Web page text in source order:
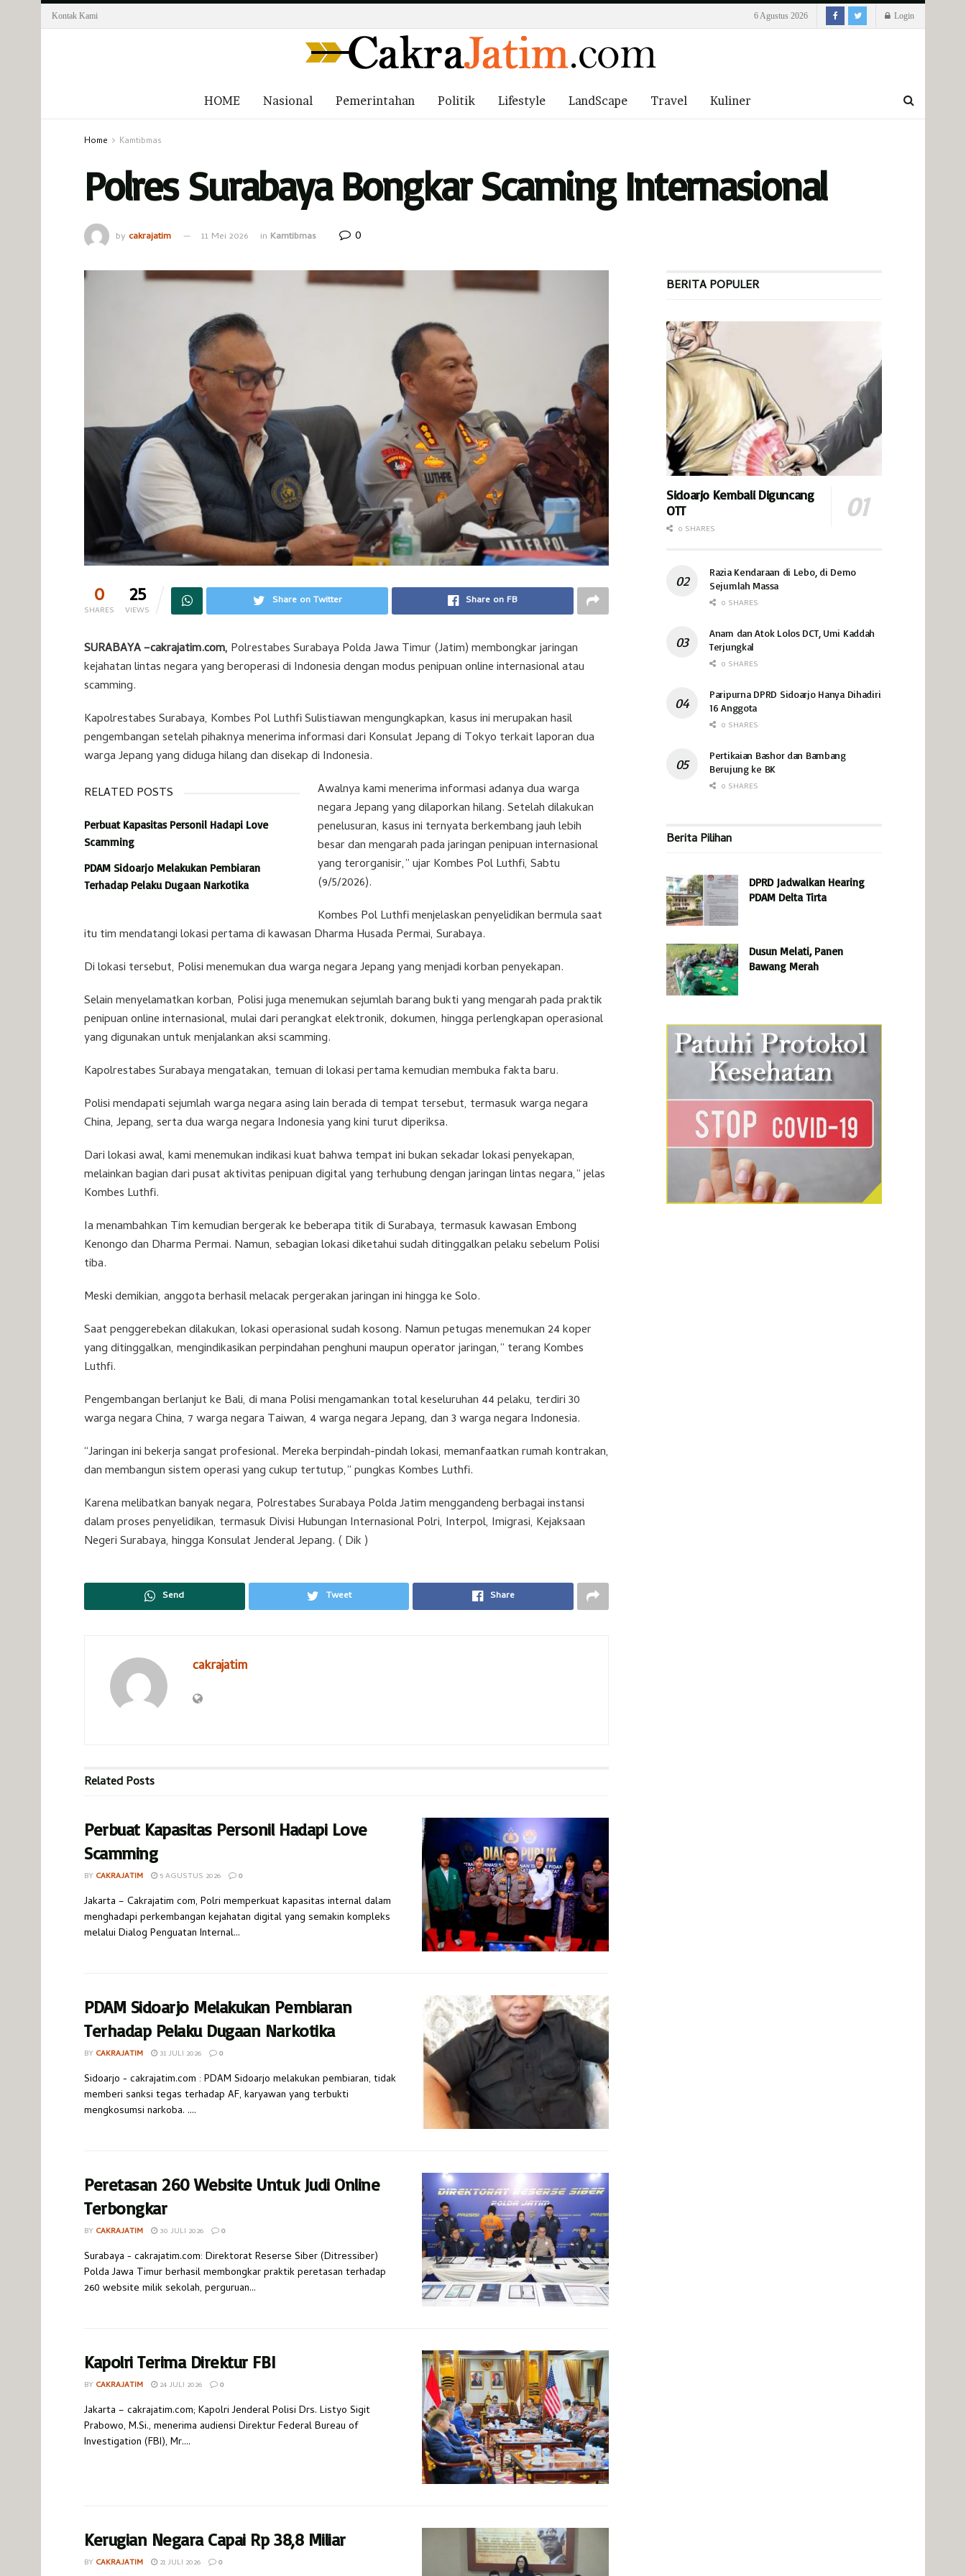
Kontak Kami 6 Agustus 2026 Login
HOME Nasional Pemerintahan Politik Lifestyle LandScape Travel Kuliner
Home Kamtibmas
Polres Surabaya Bongkar Scaming Internasional
by cakrajatim 11 Mei 2026 in Kamtibmas 0
0
SHARES 25
VIEWS
Share on Twitter Share on FB
SURABAYA –cakrajatim.com, Polrestabes Surabaya Polda Jawa Timur (Jatim) membongkar jaringan
kejahatan lintas negara yang beroperasi di Indonesia dengan modus penipuan online internasional atau
scamming.
Kapolrestabes Surabaya, Kombes Pol Luthfi Sulistiawan mengungkapkan, kasus ini merupakan hasil
pengembangan setelah pihaknya menerima informasi dari Konsulat Jepang di Tokyo terkait laporan dua
warga Jepang yang diduga hilang dan disekap di Indonesia.
RELATED POSTS
Perbuat Kapasitas Personil Hadapi Love
Scamming
PDAM Sidoarjo Melakukan Pembiaran
Terhadap Pelaku Dugaan Narkotika
Awalnya kami menerima informasi adanya dua warga
negara Jepang yang dilaporkan hilang. Setelah dilakukan
penelusuran, kasus ini ternyata berkembang jauh lebih
besar dan mengarah pada jaringan penipuan internasional
yang terorganisir,” ujar Kombes Pol Luthfi, Sabtu
(9/5/2026).
Kombes Pol Luthfi menjelaskan penyelidikan bermula saat
itu tim mendatangi lokasi pertama di kawasan Dharma Husada Permai, Surabaya.
Di lokasi tersebut, Polisi menemukan dua warga negara Jepang yang menjadi korban penyekapan.
Selain menyelamatkan korban, Polisi juga menemukan sejumlah barang bukti yang mengarah pada praktik
penipuan online internasional, mulai dari perangkat elektronik, dokumen, hingga perlengkapan operasional
yang digunakan untuk menjalankan aksi scamming.
Kapolrestabes Surabaya mengatakan, temuan di lokasi pertama kemudian membuka fakta baru.
Polisi mendapati sejumlah warga negara asing lain berada di tempat tersebut, termasuk warga negara
China, Jepang, serta dua warga negara Indonesia yang kini turut diperiksa.
Dari lokasi awal, kami menemukan indikasi kuat bahwa tempat ini bukan sekadar lokasi penyekapan,
melainkan bagian dari pusat aktivitas penipuan digital yang terhubung dengan jaringan lintas negara,” jelas
Kombes Luthfi.
Ia menambahkan Tim kemudian bergerak ke beberapa titik di Surabaya, termasuk kawasan Embong
Kenongo dan Dharma Permai. Namun, sebagian lokasi diketahui sudah ditinggalkan pelaku sebelum Polisi
tiba.
Meski demikian, anggota berhasil melacak pergerakan jaringan ini hingga ke Solo.
Saat penggerebekan dilakukan, lokasi operasional sudah kosong. Namun petugas menemukan 24 koper
yang ditinggalkan, mengindikasikan perpindahan penghuni maupun operator jaringan,” terang Kombes
Luthfi.
Pengembangan berlanjut ke Bali, di mana Polisi mengamankan total keseluruhan 44 pelaku, terdiri 30
warga negara China, 7 warga negara Taiwan, 4 warga negara Jepang, dan 3 warga negara Indonesia.
“Jaringan ini bekerja sangat profesional. Mereka berpindah-pindah lokasi, memanfaatkan rumah kontrakan,
dan membangun sistem operasi yang cukup tertutup,” pungkas Kombes Luthfi.
Karena melibatkan banyak negara, Polrestabes Surabaya Polda Jatim menggandeng berbagai instansi
dalam proses penyelidikan, termasuk Divisi Hubungan Internasional Polri, Interpol, Imigrasi, Kejaksaan
Negeri Surabaya, hingga Konsulat Jenderal Jepang. ( Dik )
Send Tweet Share
cakrajatim
RelatedPosts
Perbuat Kapasitas Personil Hadapi Love
Scamming
BY CAKRAJATIM 5 AGUSTUS 2026 0
Jakarta – Cakrajatim com, Polri memperkuat kapasitas internal dalam
menghadapi perkembangan kejahatan digital yang semakin kompleks
melalui Dialog Penguatan Internal...
PDAM Sidoarjo Melakukan Pembiaran
Terhadap Pelaku Dugaan Narkotika
BY CAKRAJATIM 31 JULI 2026 0
Sidoarjo - cakrajatim.com : PDAM Sidoarjo melakukan pembiaran, tidak
memberi sanksi tegas terhadap AF, karyawan yang terbukti
mengkosumsi narkoba. ....
Peretasan 260 Website Untuk Judi Online
Terbongkar
BY CAKRAJATIM 30 JULI 2026 0
Surabaya - cakrajatim.com: Direktorat Reserse Siber (Ditressiber)
Polda Jawa Timur berhasil membongkar praktik peretasan terhadap
260 website milik sekolah, perguruan...
Kapolri Terima Direktur FBI
BY CAKRAJATIM 24 JULI 2026 0
Jakarta – cakrajatim.com; Kapolri Jenderal Polisi Drs. Listyo Sigit
Prabowo, M.Si., menerima audiensi Direktur Federal Bureau of
Investigation (FBI), Mr....
Kerugian Negara Capai Rp 38,8 Miliar
BY CAKRAJATIM 21 JULI 2026 0
BERITA POPULER
Sidoarjo Kembali Diguncang
OTT
0 SHARES
Razia Kendaraan di Lebo, di Demo
Sejumlah Massa
0 SHARES
Anam dan Atok Lolos DCT, Umi Kaddah
Terjungkal
0 SHARES
Paripurna DPRD Sidoarjo Hanya Dihadiri
16 Anggota
0 SHARES
Pertikaian Bashor dan Bambang
Berujung ke BK
0 SHARES
Berita Pilihan
DPRD Jadwalkan Hearing
PDAM Delta Tirta
Dusun Melati, Panen
Bawang Merah